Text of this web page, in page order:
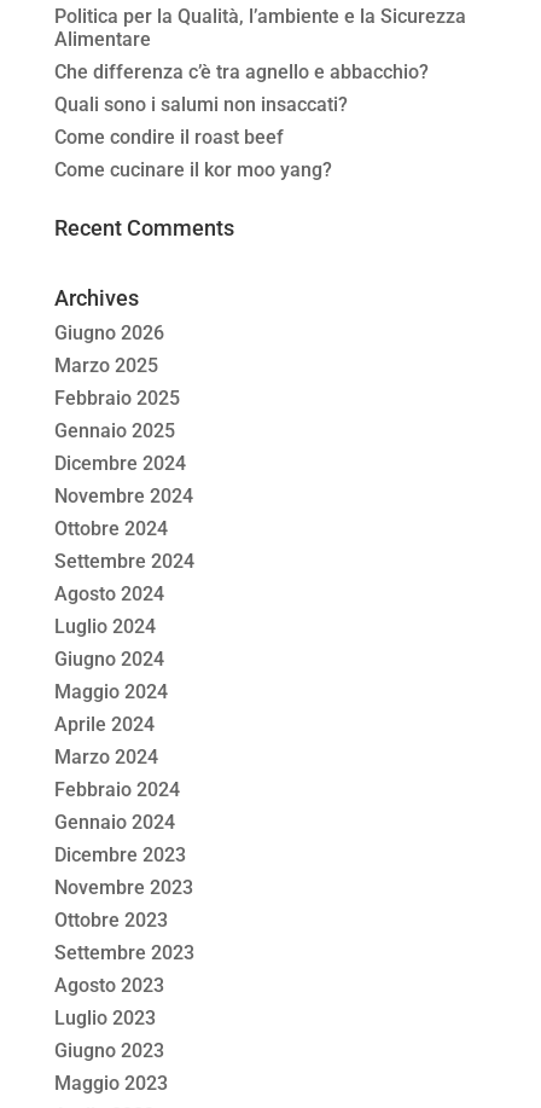
Politica per la Qualità, l’ambiente e la Sicurezza
Alimentare
Che differenza c’è tra agnello e abbacchio?
Quali sono i salumi non insaccati?
Come condire il roast beef
Come cucinare il kor moo yang?
Recent Comments
Archives
Giugno 2026
Marzo 2025
Febbraio 2025
Gennaio 2025
Dicembre 2024
Novembre 2024
Ottobre 2024
Settembre 2024
Agosto 2024
Luglio 2024
Giugno 2024
Maggio 2024
Aprile 2024
Marzo 2024
Febbraio 2024
Gennaio 2024
Dicembre 2023
Novembre 2023
Ottobre 2023
Settembre 2023
Agosto 2023
Luglio 2023
Giugno 2023
Maggio 2023